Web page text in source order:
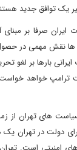
یک توافق جدید
صرفا بر مبنای
یا آمار اقتصادی وجود ندارد که ایران را به تصمیم گیری ترغیب کند.» اگرچه در سال ۲۰۱۵
بارها بر لغو
ترامپ خواهد
های تهران از
دولت در تهران